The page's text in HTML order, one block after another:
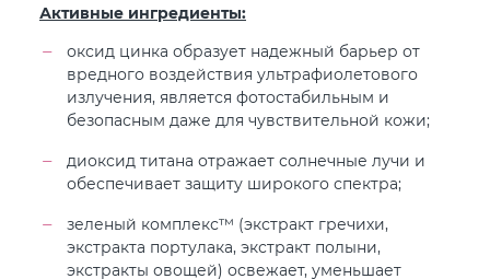
Активные ингредиенты:
оксид цинка образует надежный барьер от
вредного воздействия ультрафиолетового
излучения, является фотостабильным и
безопасным даже для чувствительной кожи;
диоксид титана отражает солнечные лучи и
обеспечивает защиту широкого спектра;
зеленый комплекс™ (экстракт гречихи,
экстракта портулака, экстракт полыни,
экстракты овощей) освежает, уменьшает